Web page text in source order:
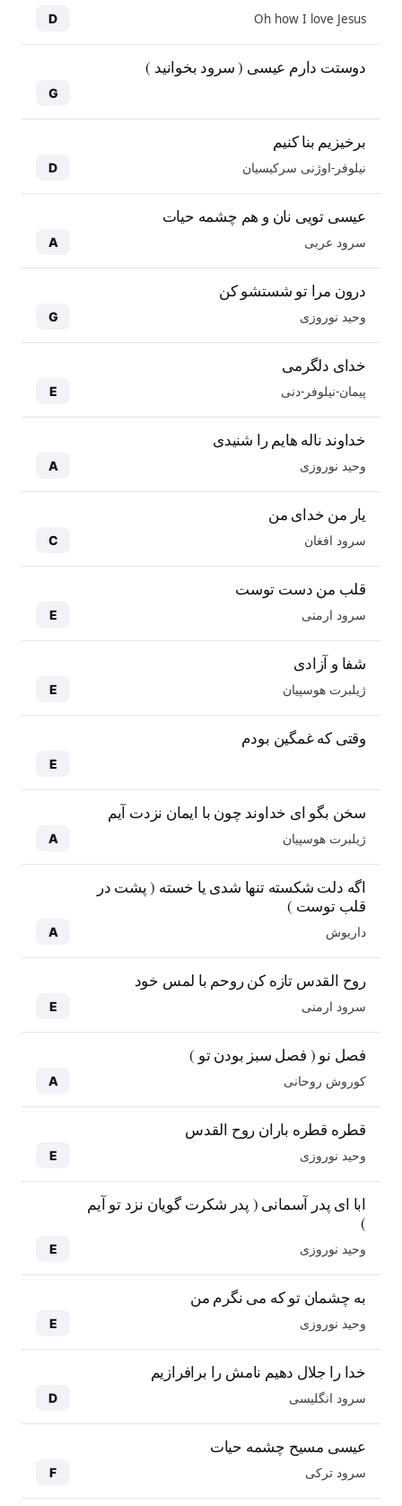
Oh how I love Jesus
D
دوستت دارم عیسی ( سرود بخوانید )
G
برخیزیم بنا کنیم
نیلوفر-اوژنی سرکیسیان D
عیسی تویی نان و هم چشمه حیات
سرود عربی A
درون مرا تو شستشو کن
وحید نوروزی G
خدای دلگرمی
پیمان-نیلوفر-دنی E
خداوند ناله هایم را شنیدی
وحید نوروزی A
یار من خدای من
سرود افغان C
قلب من دست توست
سرود ارمنی E
شفا و آزادی
ژیلبرت هوسپیان E
وقتی که غمگین بودم
E
سخن بگو ای خداوند چون با ایمان نزدت آیم
ژیلبرت هوسپیان A
اگه دلت شکسته تنها شدی یا خسته ( پشت در
قلب توست )
داریوش A
روح القدس تازه کن روحم با لمس خود
سرود ارمنی E
فصل نو ( فصل سبز بودن تو )
کوروش روحانی A
قطره قطره باران روح القدس
وحید نوروزی E
ابا ای پدر آسمانی ( پدر شکرت گویان نزد تو آیم
)
وحید نوروزی E
به چشمان تو که می نگرم من
وحید نوروزی E
خدا را جلال دهیم نامش را برافرازیم
سرود انگلیسی D
عیسی مسیح چشمه حیات
سرود ترکی F